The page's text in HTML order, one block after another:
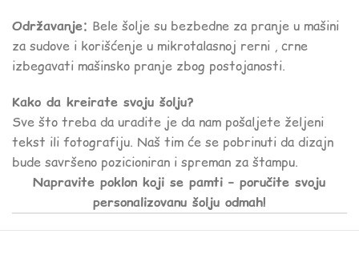
Održavanje: Bele šolje su bezbedne za pranje u mašini
za sudove i korišćenje u mikrotalasnoj rerni , crne
izbegavati mašinsko pranje zbog postojanosti.
Kako da kreirate svoju šolju?
Sve što treba da uradite je da nam pošaljete željeni
tekst ili fotografiju. Naš tim će se pobrinuti da dizajn
bude savršeno pozicioniran i spreman za štampu.
Napravite poklon koji se pamti – poručite svoju
personalizovanu šolju odmah!